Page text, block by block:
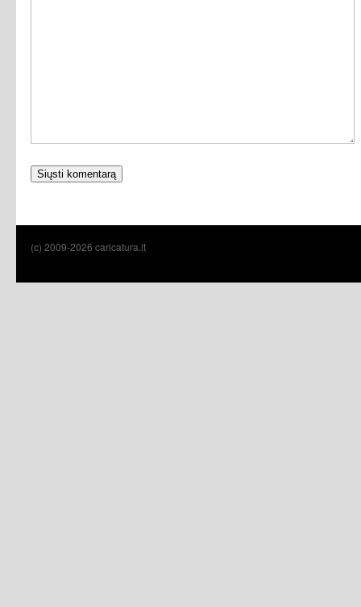
(c) 2009-2026 caricatura.lt